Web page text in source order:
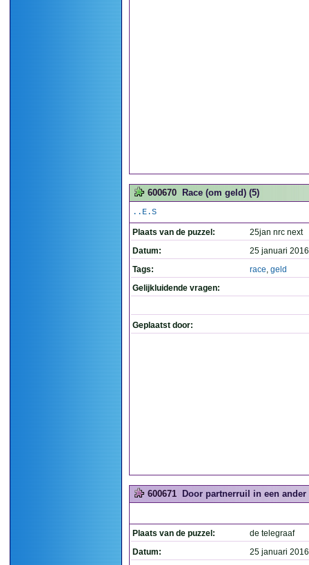
600670 Race (om geld) (5)
..E.S
Plaats van de puzzel:
25jan nrc next
Datum:
25 januari
Tags:
race, geld
Gelijkluidende vragen:
Geplaatst door:
600671 Door partnerruil in een ander
Plaats van de puzzel:
de telegraaf
Datum:
25 januari